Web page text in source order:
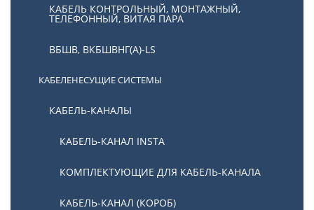
КАБЕЛЬ КОНТРОЛЬНЫЙ, МОНТАЖНЫЙ,
ТЕЛЕФОННЫЙ, ВИТАЯ ПАРА
ВБШВ, ВКБШВНГ(А)-LS
КАБЕЛЕНЕСУЩИЕ СИСТЕМЫ
КАБЕЛЬ-КАНАЛЫ
КАБЕЛЬ-КАНАЛ INSTA
КОМПЛЕКТУЮЩИЕ ДЛЯ КАБЕЛЬ-КАНАЛА
КАБЕЛЬ-КАНАЛ (КОРОБ)